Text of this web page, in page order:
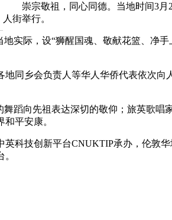
崇宗敬祖，同心同德。当地时间3月
人街举行。
际，设“狮醒国魂、敬献花篮、净
乡会负责人等华人华侨代表依次向
向先祖表达深切的敬仰；旅英歌唱
平安康。
技创新平台CNUKTIP承办，伦敦